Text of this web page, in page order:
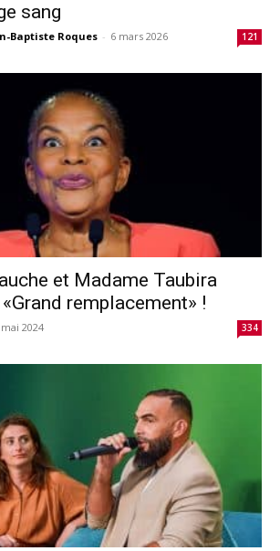
sang
Baptiste Roques - 6 mars 2026 121
et Madame Taubira
remplacement» !
mai 2024 334